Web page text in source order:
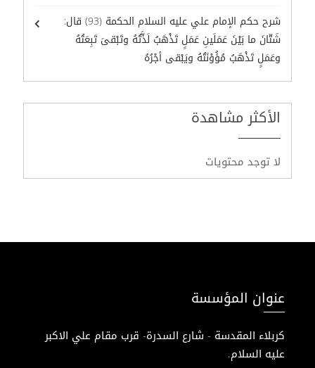
شرح حكم الإمام علي عليه السلام الحكمة (93) قال:
شَتّانَ ما بَيْنَ عَمَلَينِ عَمَلٍ تَذْهَبُ لَذَّتُهُ وتَبْقىَ تَبِعَتُهُ
وعَمَلٍ تَذْهَبُ مُؤُوْنَتُهُ ويَبْقى أجْرُهُ
الأكثر مشاهدة
لا توجد محتويات
عنوان المؤسسة
كربلاء المقدسة - شارع السدرة- قرب مقام علي الاكبر
عليه السلام.